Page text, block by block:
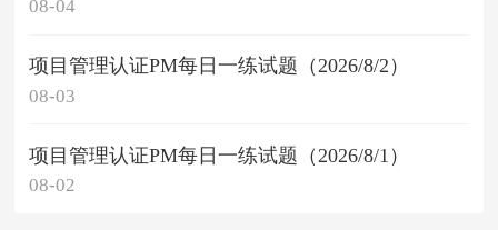
08-04
项目管理认证PM每日一练试题（2026/8/2）
08-03
项目管理认证PM每日一练试题（2026/8/1）
08-02